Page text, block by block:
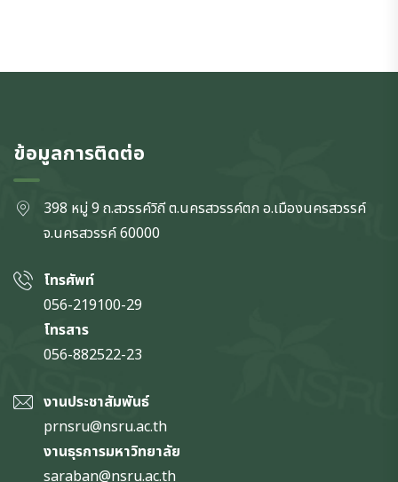
ข้อมูลการติดต่อ
398 หมู่ 9 ถ.สวรรค์วิถี ต.นครสวรรค์ตก อ.เมืองนครสวรรค์
จ.นครสวรรค์60000
โทรศัพท์
056-219100-29
โทรสาร
056-882522-23
งานประชาสัมพันธ์
prnsru@nsru.ac.th
งานธุรการมหาวิทยาลัย
saraban@nsru.ac.th